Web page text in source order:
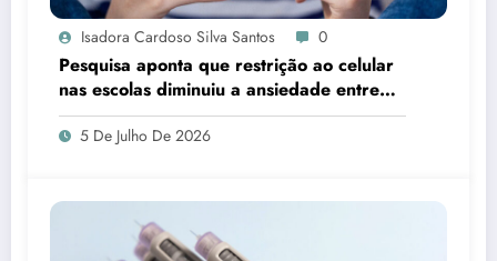
Isadora Cardoso Silva Santos 0
Pesquisa aponta que restrição ao celular
nas escolas diminuiu a ansiedade entre
estudantes
5 De Julho De 2026